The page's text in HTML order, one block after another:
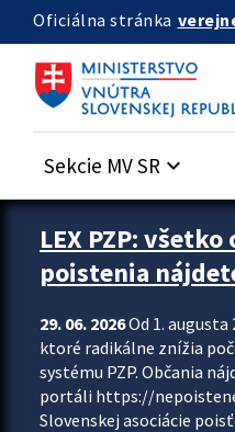
Preskocit na hlavný obsah
Oficiálna stránka
Sekcie MV SR keyboard_arrow_down
Zastavit automatický posun
LEX PZP:
poistenia
29. 06. 2026Od 1.
ktoré radikálne znížia
systému PZP. Občania
portáli https://
Slovenskej asociácie